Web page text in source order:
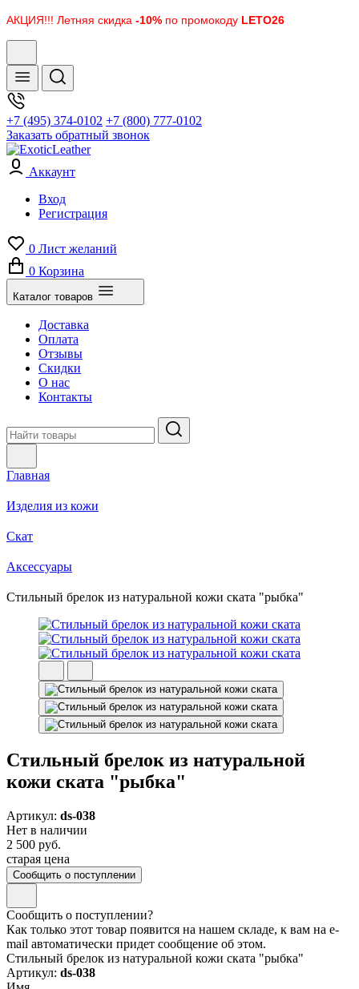
АКЦИЯ!!! Летняя скидка -10% по промокоду LETO26
+7 (495) 374-0102 +7 (800) 777-0102
Заказать обратный звонок
Аккаунт
Вход
Регистрация
0 Лист желаний
0 Корзина
Каталог товаров
Доставка
Оплата
Отзывы
Скидки
О нас
Контакты
Главная
Изделия из кожи
Скат
Аксессуары
Стильный брелок из натуральной кожи ската "рыбка"
Стильный брелок из натуральной
кожи ската "рыбка"
Артикул: ds-038
Нет в наличии
2 500 руб.
старая цена
Сообщить о поступлении
Сообщить о поступлении?
Как только этот товар появится на нашем складе, к вам на e-
mail автоматически придет сообщение об этом.
Стильный брелок из натуральной кожи ската "рыбка"
Артикул: ds-038